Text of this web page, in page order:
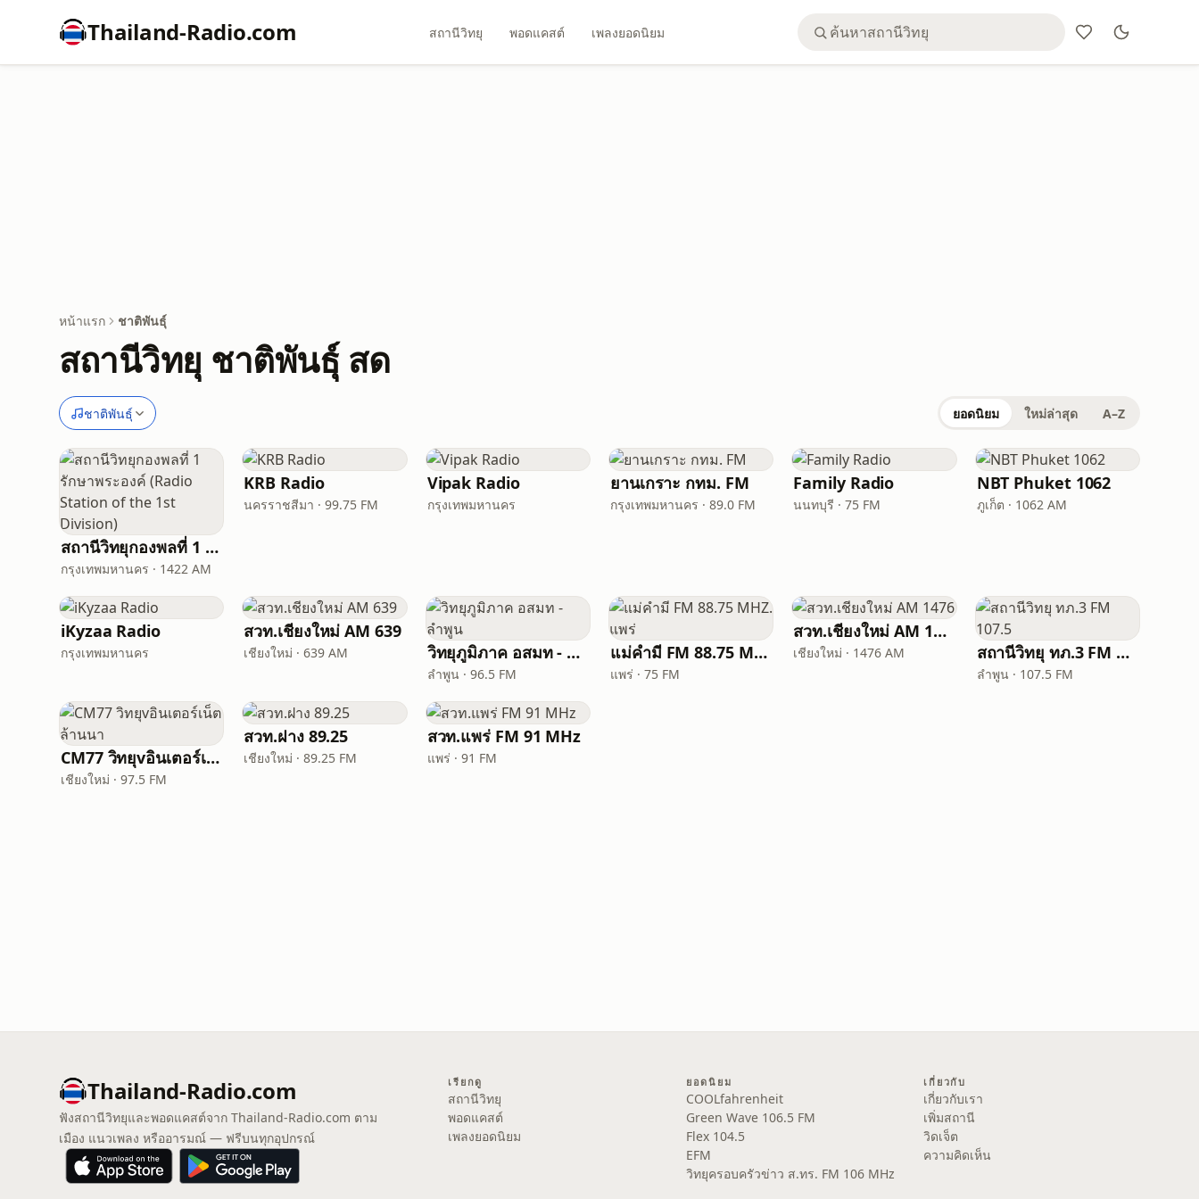
Thailand-Radio.com สถานีวิทยุ พอดแคสต์ เพลงยอดนิยม
หน้าแรก ชาติพันธุ์
สถานีวิทยุ ชาติพันธุ์ สด
ชาติพันธุ์ ยอดนิยม ใหม่ล่าสุด A–Z
สถานีวิทยุกองพลที่ 1 รักษาพระองค์ (Radio Station of the 1st Division)
กรุงเทพมหานคร · 1422 AM
KRB Radio
นครราชสีมา · 99.75 FM
Vipak Radio
กรุงเทพมหานคร
ยานเกราะ กทม. FM
กรุงเทพมหานคร · 89.0 FM
Family Radio
นนทบุรี · 75 FM
NBT Phuket 1062
ภูเก็ต · 1062 AM
iKyzaa Radio
กรุงเทพมหานคร
สวท.เชียงใหม่ AM 639
เชียงใหม่ · 639 AM วิทยุภูมิภาค อสมท - ลำพูน
ลำพูน · 96.5 FM
แม่คำมี FM 88.75 MHZ. แพร่
แพร่ · 75 FM
สวท.เชียงใหม่ AM 1476
เชียงใหม่ · 1476 AM สถานีวิทยุ ทภ.3 FM 107.5
ลำพูน · 107.5 FM
CM77 วิทยุvอินเตอร์เน็ตล้านนา
เชียงใหม่ · 97.5 FM
สวท.ฝาง 89.25
เชียงใหม่ · 89.25 FM
สวท.แพร่ FM 91 MHz
แพร่ · 91 FM
Thailand-Radio.com
ฟังสถานีวิทยุและพอดแคสต์จาก Thailand-Radio.com ตาม
เมือง แนวเพลง หรืออารมณ์ — ฟรีบนทุกอุปกรณ์
เรียกดู
สถานีวิทยุ
พอดแคสต์
เพลงยอดนิยม
ยอดนิยม
COOLfahrenheit
Green Wave 106.5 FM
Flex 104.5
EFM
วิทยุครอบครัวข่าว ส.ทร. FM 106 MHz
เกี่ยวกับ
เกี่ยวกับเรา
เพิ่มสถานี
วิดเจ็ต
ความคิดเห็น